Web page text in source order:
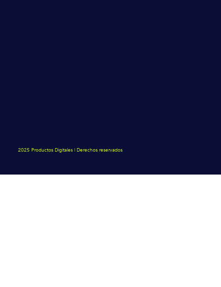
2025 Productos Digitales | Derechos reservados